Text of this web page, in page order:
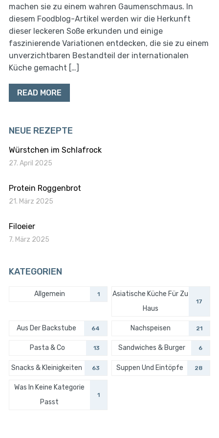
machen sie zu einem wahren Gaumenschmaus. In
diesem Foodblog-Artikel werden wir die Herkunft
dieser leckeren Soße erkunden und einige
faszinierende Variationen entdecken, die sie zu einem
unverzichtbaren Bestandteil der internationalen
Küche gemacht […]
READ MORE
NEUE REZEPTE
Würstchen im Schlafrock
27. April 2025
Protein Roggenbrot
21. März 2025
Filoeier
7. März 2025
KATEGORIEN
Allgemein 1
Asiatische Küche Für Zu
Haus
17
Aus Der Backstube 64 Nachspeisen 21
Pasta & Co 13 Sandwiches & Burger 6
Snacks & Kleinigkeiten 63 Suppen Und Eintöpfe 28
Was In Keine Kategorie
Passt
1